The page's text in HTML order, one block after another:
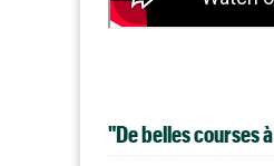
"De belles courses à